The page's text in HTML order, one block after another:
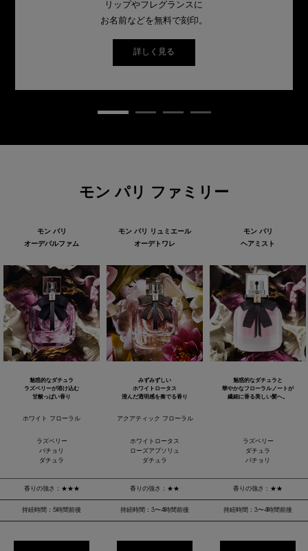
リップやフレグランスに
お名前などを無料で刻印。
詳しく見る
モン パリ ファミリー
モン パリ
オーデパルファム
魅惑的なダチュラ
ラズベリーが溶け込む
甘酸っぱい香り
ホワイト フローラル
ラズベリー
パチョリ
ダチュラ
香りの強さ：★★★
持続時間：5時間前後
モン パリ リュミエール
オーデトワレ
みずみずしい
ホワイトロータス
澄んだ透明感を奏でる香り
アクアティック フローラル
ホワイトロータス
ローズアブソリュ
ダチュラ
香りの強さ：★★
持続時間：3〜4時間前後
モン パリ
ヘアミスト
魅惑的なダチュラと
華やかなフローラルノートが
繊細に香る美しい髪へ。
ラズベリー
ダチュラ
パチョリ
香りの強さ：★★
持続時間：3〜4時間前後